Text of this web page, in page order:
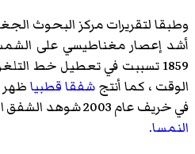
وطبقا لتقريرات مركز البحوث
1859 تسببت في تعطيل خط
الوقت ، كما أنتجشفقا قطبياظهر
في خريف عام 2003 شوهد الشفق القطبي في جنوب
النمسا.